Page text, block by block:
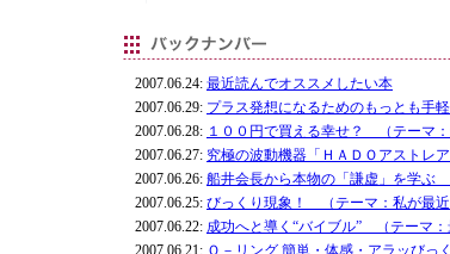
2007.06.24: 最近読んでオススメしたい本
2007.06.29: プラス発想になるためのもっとも手
2007.06.28: １００円で買える幸せ？ （テーマ：
2007.06.27: 究極の波動機器「ＨＡＤＯアストレ
2007.06.26: 船井会長から本物の「謙虚」を学ぶ
2007.06.25: びっくり現象！ （テーマ：私が最近
2007.06.22: 成功へと導く“バイブル” （テーマ：
2007.06.21: Ｏ－リング 簡単・体感・アラッび